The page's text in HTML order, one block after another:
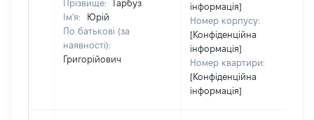
Прізвище:
Гарбуз
Ім'я:
Юрій
По батькові (за
наявності):
Григорійович
інформація]
Номер корпусу:
[Конфіденційна
інформація]
Номер квартири:
[Конфіденційна
інформація]